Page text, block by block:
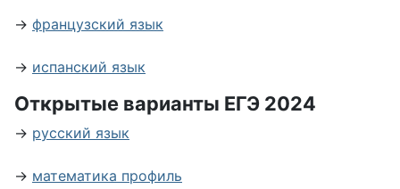
→ французский язык
→ испанский язык
Открытые варианты ЕГЭ 2024
→ русский язык
→ математика профиль